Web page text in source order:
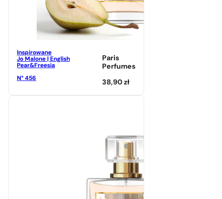
Inspirowane
Jo Malone | English
Pear&Freesia
N° 456
Paris
Perfumes
38,90zł